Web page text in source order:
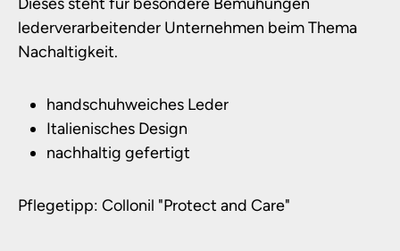
lederverarbeitender Unternehmen beim Thema
Nachaltigkeit.
handschuhweiches Leder
Italienisches Design
nachhaltig gefertigt
Pflegetipp: Collonil "Protect and Care"